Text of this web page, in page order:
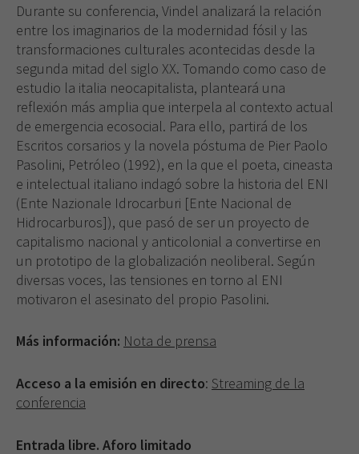
Durante su conferencia, Vindel analizará la relación
entre los imaginarios de la modernidad fósil y las
transformaciones culturales acontecidas desde la
segunda mitad del siglo XX. Tomando como caso de
estudio la italia neocapitalista, planteará una
reflexión más amplia que interpela al contexto actual
de emergencia ecosocial. Para ello, partirá de los
Escritos corsarios y la novela póstuma de Pier Paolo
Pasolini, Petróleo (1992), en la que el poeta, cineasta
e intelectual italiano indagó sobre la historia del ENI
(Ente Nazionale Idrocarburi [Ente Nacional de
Hidrocarburos]), que pasó de ser un proyecto de
capitalismo nacional y anticolonial a convertirse en
un prototipo de la globalización neoliberal. Según
diversas voces, las tensiones en torno al ENI
motivaron el asesinato del propio Pasolini.
Más información: Nota de prensa
Acceso a la emisión en directo: Streaming de la
conferencia
Entrada libre. Aforo limitado